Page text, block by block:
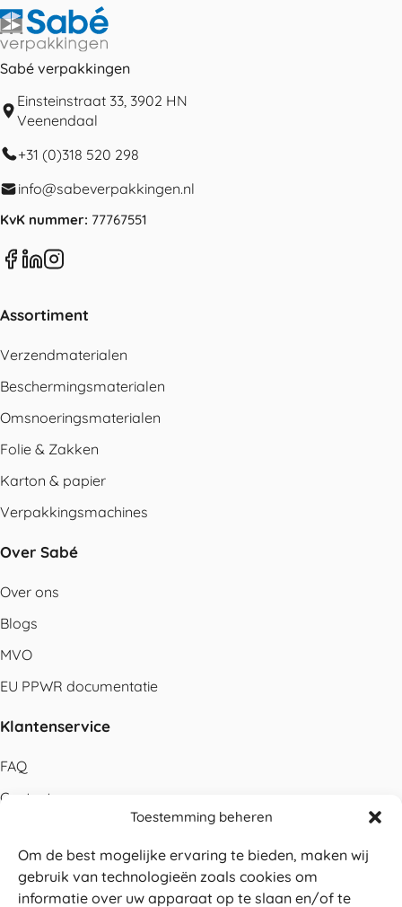
Toestemming beheren
Om de best mogelijke ervaring te bieden, maken wij
gebruik van technologieën zoals cookies om
informatie over uw apparaat op te slaan en/of te
Sabé verpakkingen
Einsteinstraat 33, 3902 HN
Veenendaal
+31 (0)318 520 298
info@sabeverpakkingen.nl
KvK nummer: 77767551
Assortiment
Verzendmaterialen
Beschermingsmaterialen
Omsnoeringsmaterialen
Folie & Zakken
Karton & papier
Verpakkingsmachines
Over Sabé
Over ons
Blogs
MVO
EU PPWR documentatie
Klantenservice
FAQ
Contact
Betalen
Levering